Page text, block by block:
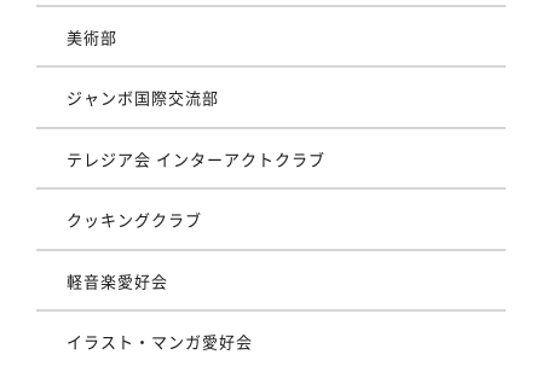
美術部
ジャンボ国際交流部
テレジア会 インターアクトクラブ
クッキングクラブ
軽音楽愛好会
イラスト・マンガ愛好会